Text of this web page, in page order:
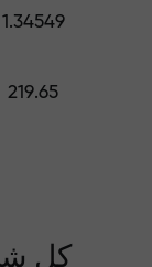
1.34549
219.65
كل